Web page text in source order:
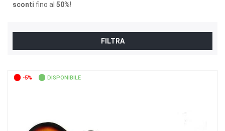
sconti fino al 50%!
FILTRA
-5% DISPONIBILE